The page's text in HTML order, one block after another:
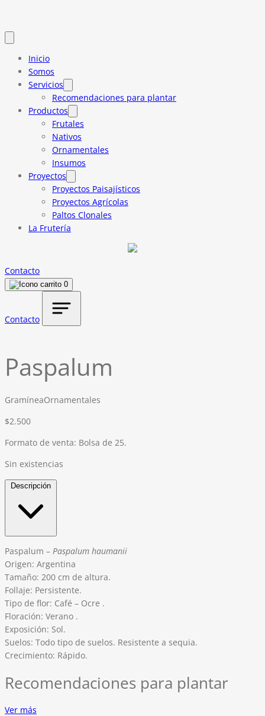
Inicio
Somos
Servicios
Recomendaciones para plantar
Productos
Frutales
Nativos
Ornamentales
Insumos
Proyectos
Proyectos Paisajísticos
Proyectos Agrícolas
Paltos Clonales
La Frutería
Contacto
0
Contacto
Paspalum
GramíneaOrnamentales
$2.500
Formato de venta: Bolsa de 25.
Sin existencias
Descripción
Paspalum – Paspalum haumanii
Origen: Argentina
Tamaño: 200 cm de altura.
Follaje: Persistente.
Tipo de flor: Café – Ocre .
Floración: Verano .
Exposición: Sol.
Suelos: Todo tipo de suelos. Resistente a sequia.
Crecimiento: Rápido.
Recomendaciones para plantar
Ver más